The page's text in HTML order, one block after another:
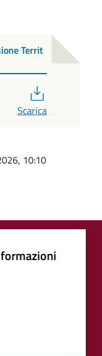
Territ
Scarica
10:10